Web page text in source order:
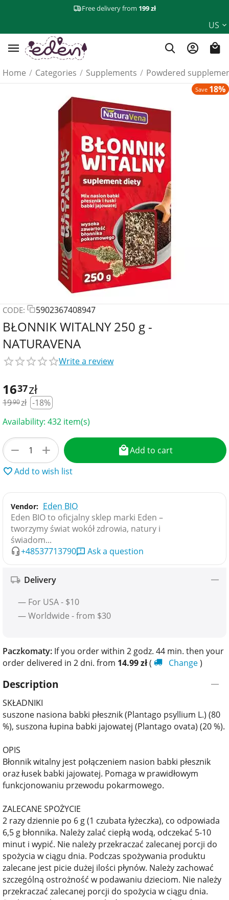
Free delivery from 199 zł
US
Home / Categories / Supplements / Powdered
Save 18%
CODE: 5902367408947
BŁONNIK WITALNY 250 g -
NATURAVENA
Write a review
1637zł
1990zł -18%
Availability: 432 item(s)
+
−
Add to cart
Add to wish list
Vendor: Eden BIO
Eden BIO to oficjalny sklep marki Eden –
tworzymy świat wokół zdrowia, natury i
świadom...
+48537713790
Ask a question
Delivery
— For USA - $10
— Worldwide - from $30
Paczkomaty: If you order within 2 godz. 44 min. then your
order delivered in 2 dni. from 14.99zł( Change)
Description
SKŁADNIKI
suszone nasiona babki płesznik (Plantago psyllium L.) (80
%), suszona łupina babki jajowatej (Plantago ovata) (20 %).
OPIS
Błonnik witalny jest połączeniem nasion babki płesznik
oraz łusek babki jajowatej. Pomaga w prawidłowym
funkcjonowaniu przewodu pokarmowego.
ZALECANE SPOŻYCIE
2 razy dziennie po 6 g (1 czubata łyżeczka), co odpowiada
6,5 g błonnika. Należy zalać ciepłą wodą, odczekać 5-10
minut i wypić. Nie należy przekraczać zalecanej porcji do
spożycia w ciągu dnia. Podczas spożywania produktu
zalecane jest picie dużej ilości płynów. Należy zachować
szczególną ostrożność w podawaniu dzieciom. Nie należy
przekraczać zalecanej porcji do spożycia w ciągu dnia.